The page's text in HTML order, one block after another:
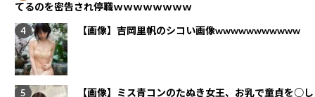
てるのを密告され停職ｗｗｗｗｗｗｗｗ
【画像】吉岡里帆のシコい画像wwwwwwwwwww
【画像】ミス青コンのたぬき女王、お乳で童貞を○し